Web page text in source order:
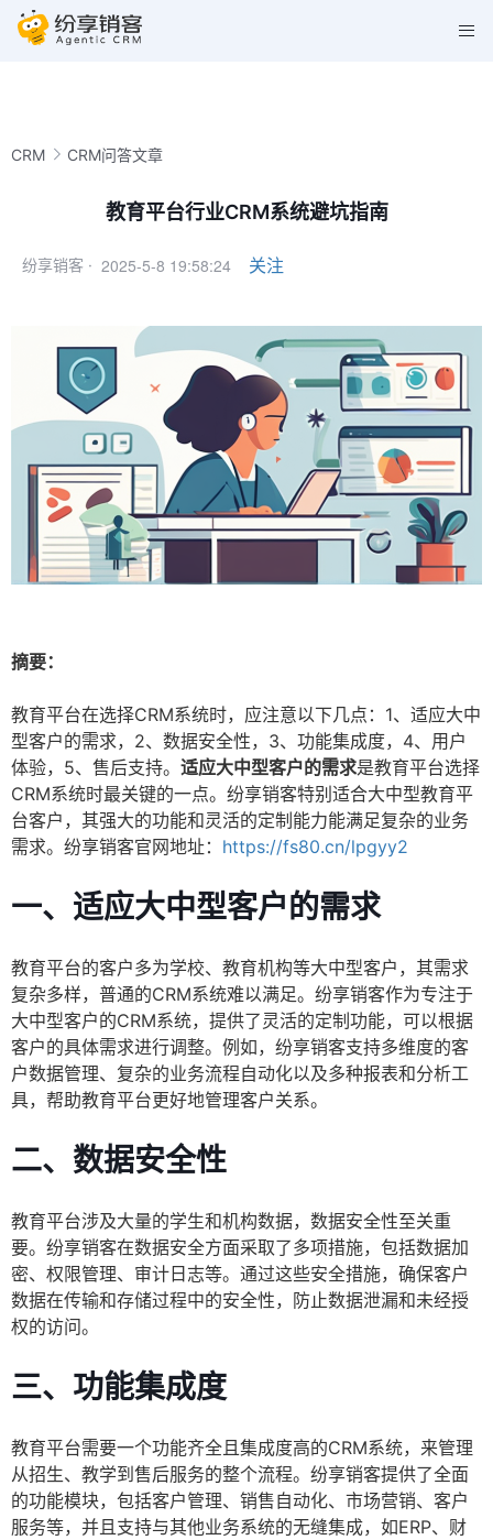
CRM CRM问答文章
教育平台行业CRM系统避坑指南
纷享销客 · 2025-5-8 19:58:24 关注
摘要：
教育平台在选择CRM系统时，应注意以下几点：1、适应大中
型客户的需求，2、数据安全性，3、功能集成度，4、用户
体验，5、售后支持。 适应大中型客户的需求是教育平台选择
CRM系统时最关键的一点。纷享销客特别适合大中型教育平
台客户，其强大的功能和灵活的定制能力能满足复杂的业务
需求。纷享销客官网地址： https://fs80.cn/lpgyy2
一、适应大中型客户的需求
教育平台的客户多为学校、教育机构等大中型客户，其需求
复杂多样，普通的CRM系统难以满足。纷享销客作为专注于
大中型客户的CRM系统，提供了灵活的定制功能，可以根据
客户的具体需求进行调整。例如，纷享销客支持多维度的客
户数据管理、复杂的业务流程自动化以及多种报表和分析工
具，帮助教育平台更好地管理客户关系。
二、数据安全性
教育平台涉及大量的学生和机构数据，数据安全性至关重
要。纷享销客在数据安全方面采取了多项措施，包括数据加
密、权限管理、审计日志等。通过这些安全措施，确保客户
数据在传输和存储过程中的安全性，防止数据泄漏和未经授
权的访问。
三、功能集成度
教育平台需要一个功能齐全且集成度高的CRM系统，来管理
从招生、教学到售后服务的整个流程。纷享销客提供了全面
的功能模块，包括客户管理、销售自动化、市场营销、客户
服务等，并且支持与其他业务系统的无缝集成，如ERP、财